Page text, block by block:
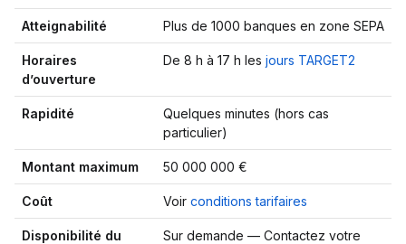
Atteignabilité Plus de 1000 banques en zone SEPA
Horaires
d’ouverture
De 8 h à 17 h les jours TARGET2
Rapidité
Quelques minutes (hors cas
particulier)
Montant maximum 50 000 000 €
Coût Voir conditions tarifaires
Disponibilité du
Sur demande — Contactez votre